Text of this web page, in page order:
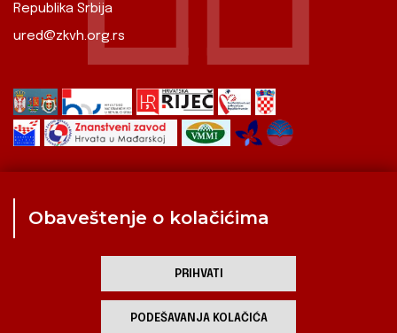
Republika Srbija
ured@zkvh.org.rs
Kulturna scena
Zavod za kulturu vojvođanskih Hrvata
Obaveštenje o kolačićima
PRIHVATI
PODEŠAVANJA KOLAČIĆA